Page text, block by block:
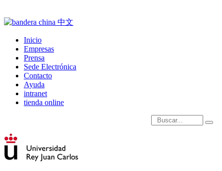
Inicio
Empresas
Prensa
Sede Electrónica
Contacto
Ayuda
intranet
tienda online
Introduce términos de